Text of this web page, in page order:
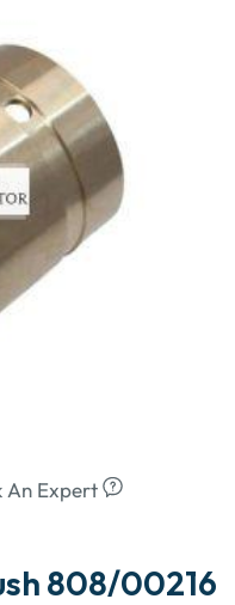
An Expert
808/00216